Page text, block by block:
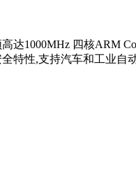
达1000MHz 四核ARM
特性,支持汽车和工业